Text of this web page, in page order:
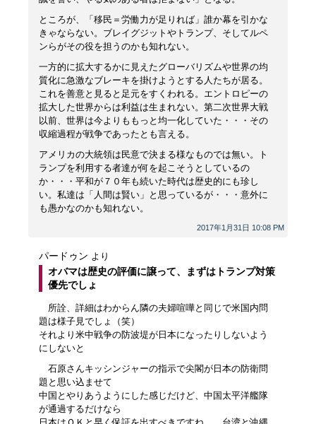
2017年1月31日 10:08 PM
ところが、「移民＝労働力が足りれば」誰か幕を引かな
きゃならない。ブレイグジットやトランプ、そしてルペ
ンらがその役を担うのかも知れない。
一方的に拡大するかに見えたグローバリズムや世界の均
質化に急激なブレーキを掛けようとする人たちが居る。
これを善意と見ると足元をすくわれる。エントロピーの
拡大した世界からは利益は生まれない。第二次世界大戦
以前、世界は今よりももっと均一化していた・・・その
収縮過程が戦争であったとも言える。
アメリカの大統領は民意で決まる様なものでは無い。ト
ランプを利用する者達が何を起こそうとしているの
か・・・平和が７０年も続いた時代は歴史的にも珍し
い。私達は「人間は賢い」と思っているが・・・意外に
も愚かなのかも知れない。
パードゥン より
オバマは歴史の評価に譲って、まずはトランプ対策
優先でしょ
所詮、詳細はわからん隣の夫婦喧嘩と同じで米国内問
題は様子見でしょ（笑）
それより米中戦争の防波堤が日本になったりしないよう
にしないと
石原さんキッシンジャーの指示で尖閣が日本の防衛問
題と思い込ませて
中国とやりあうようにした感じだけど、中国太平洋艦隊
が通過するだけなら